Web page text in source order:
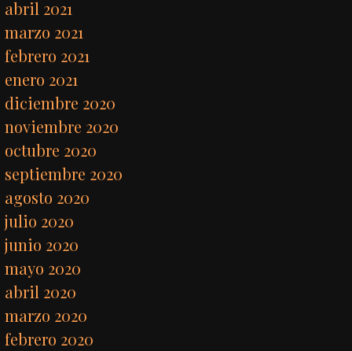
abril 2021
marzo 2021
febrero 2021
enero 2021
diciembre 2020
noviembre 2020
octubre 2020
septiembre 2020
agosto 2020
julio 2020
junio 2020
mayo 2020
abril 2020
marzo 2020
febrero 2020